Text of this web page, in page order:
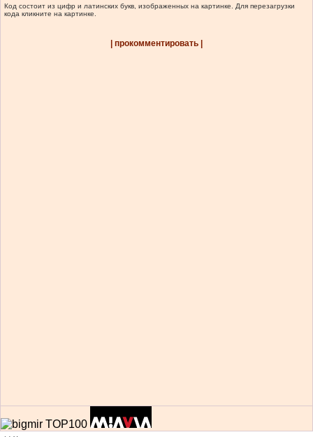
Код состоит из цифр и латинских букв, изображенных на картинке. Для перезагрузки
кода кликните на картинке.
| прокомментировать |